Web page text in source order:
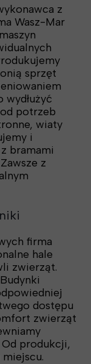
z
Wasz-Mar
sprzęt
wydłużyć
potrzeb
wiaty
i
bramami
z
firma
hale
zwierząt.
dostępu
zwierząt
produkcji,